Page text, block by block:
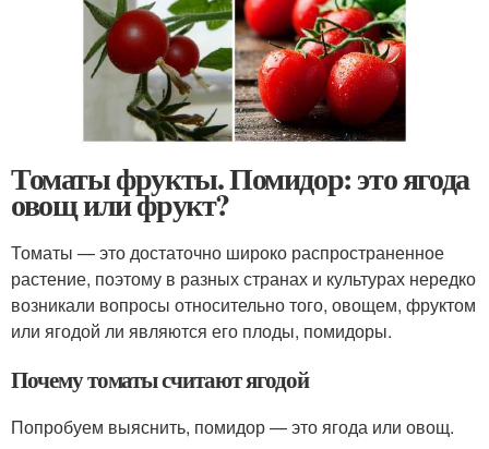
Томаты фрукты. Помидор: это ягода
овощ или фрукт?
Томаты — это достаточно широко распространенное
растение, поэтому в разных странах и культурах нередко
возникали вопросы относительно того, овощем, фруктом
или ягодой ли являются его плоды, помидоры.
Почему томаты считают ягодой
Попробуем выяснить, помидор — это ягода или овощ.